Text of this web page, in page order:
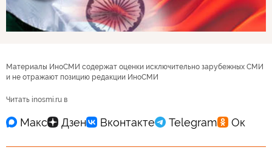
Материалы ИноСМИ содержат оценки исключительно зарубежных СМИ
и не отражают позицию редакции ИноСМИ
Читать inosmi.ru в